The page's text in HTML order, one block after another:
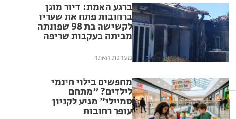
ברגע האמת: דיור מוגן
ברחובות פתח את שעריו
לקשישה בת 98 שפונתה
מביתה בעקבות שריפה
מערכת האתר
מחפשים בילוי חינמי
לילדים? "מתחם
סמיילי" מגיע לקניון
עופר רחובות